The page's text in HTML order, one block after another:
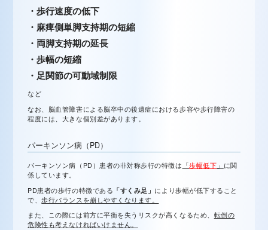
・歩行速度の低下
・麻痺側単脚支持期の短縮
・両脚支持期の延長
・歩幅の短縮
・足関節の可動域制限
など
なお、脳血管障害による脳卒中の後遺症における歩容や歩行障害の
程度には、大きな個別差があります。
パーキンソン病（PD）
パーキンソン病（PD）患者の非対称歩行の特徴は 「歩幅低下 」 に関
係しています。
PD患者の歩行の特徴である 「すくみ足」 により歩幅が低下すること
で、歩行バランスを崩しやすくなります。
また、この際には前方に平衡を失うリスクが高くなるため、 転倒の
危険性も考えなければいけません。